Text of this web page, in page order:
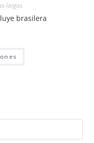
largas
brasilera